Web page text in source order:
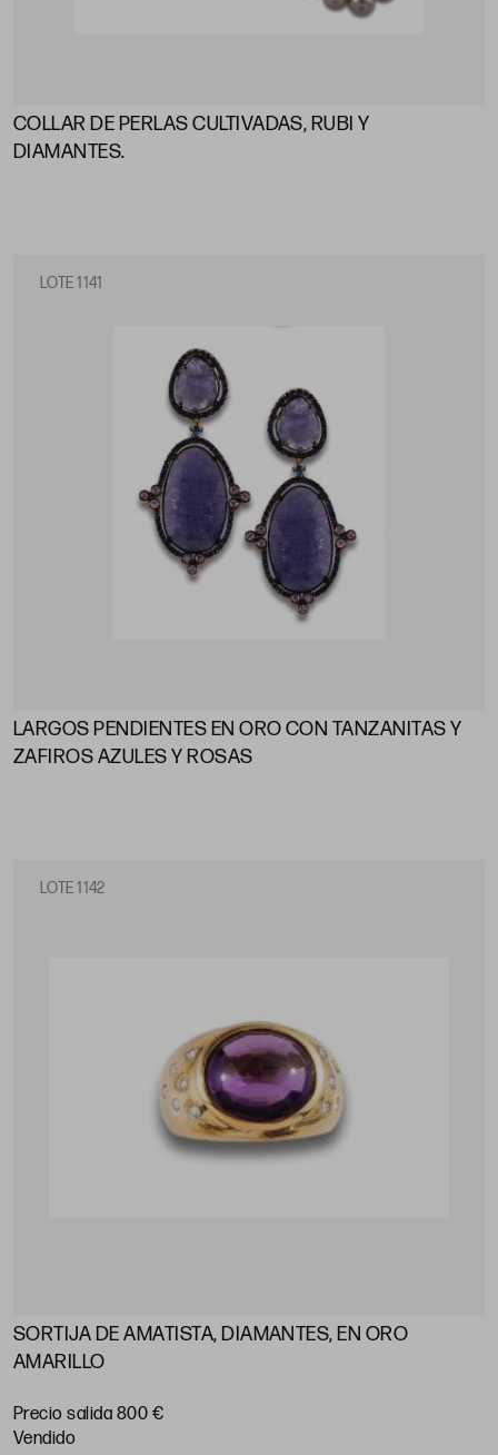
COLLAR DE PERLAS CULTIVADAS, RUBI Y
DIAMANTES.
LOTE 1141
LARGOS PENDIENTES EN ORO CON TANZANITAS Y
ZAFIROS AZULES Y ROSAS
LOTE 1142
SORTIJA DE AMATISTA, DIAMANTES, EN ORO
AMARILLO
Precio salida 800 €
vendido